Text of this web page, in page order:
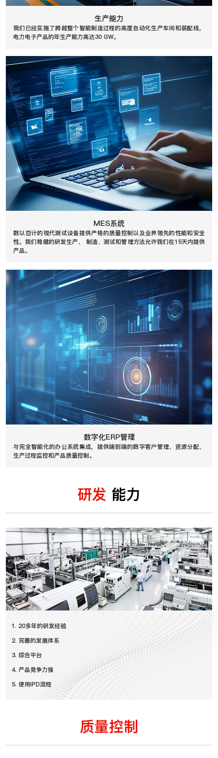
生产能力
我们已经实施了跨越整个智能制造过程的高度自动化生产车间和装配线，
电力电子产品的年生产能力高达30 GW。
MES系统
数以百计的现代测试设备提供严格的质量控制以及业界领先的性能和安全
性。我们稳健的研发生产、 制造、测试和管理方法允许我们在15天内提供
产品。
数字化ERP管理
与完全智能化的办公系统集成，提供端到端的数字客户管理、资源分配、
生产过程监控和产品质量控制。
研发 能力
1. 20多年的研发经验
2. 完善的发展体系
3. 综合平台
4. 产品竞争力强
5. 使用IPD流程
质量控制